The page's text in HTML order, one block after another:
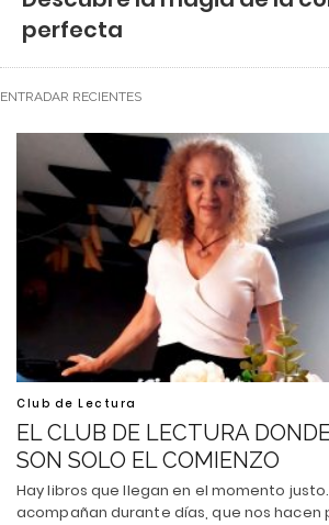
perfecta
ENTRADAR RECIENTES
Club de Lectura
EL CLUB DE LECTURA
SON SOLO EL COMIENZO
Hay libros que llegan en el momento
acompañan durante días, que nos hacen